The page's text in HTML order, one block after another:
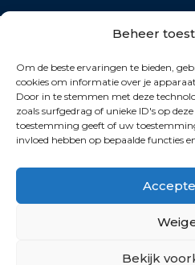
Beheer
Om de beste ervaringen te bieden,
cookies om informatie over je
Door in te stemmen met deze
zoals surfgedrag of unieke ID's op
toestemming geeft of uw
invloed hebben op bepaalde functies
Bekijk